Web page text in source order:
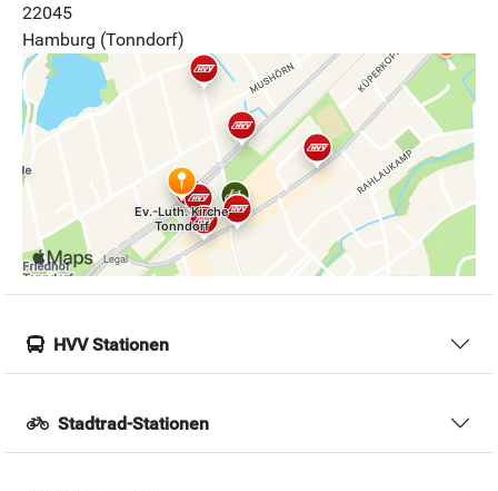
22045
Hamburg (Tonndorf)
HVV Stationen
Stadtrad-Stationen